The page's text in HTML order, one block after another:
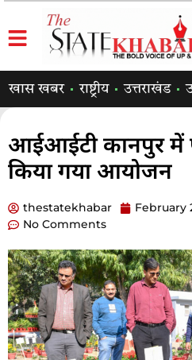
खास खबर राष्ट्रीय उत्तराखंड
आईआईटी कानपुर में
किया गया आयोजन
thestatekhabar February
No Comments